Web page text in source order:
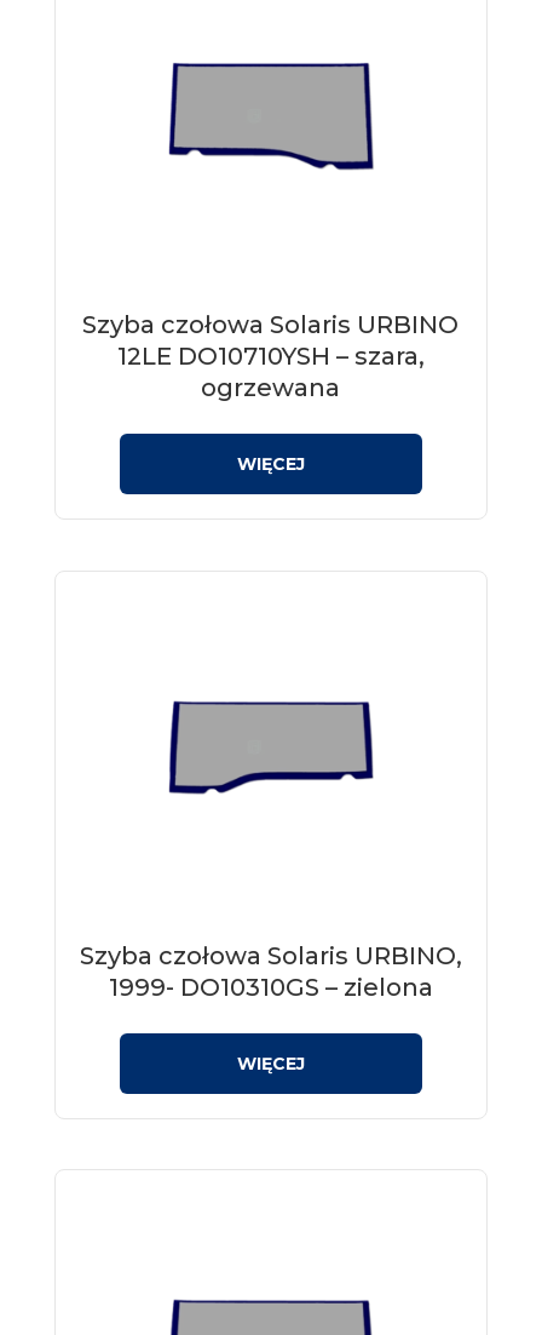
Szyba czołowa Solaris URBINO
12LE DO10710YSH – szara,
ogrzewana
Szyba czołowa Solaris URBINO,
1999- DO10310GS – zielona